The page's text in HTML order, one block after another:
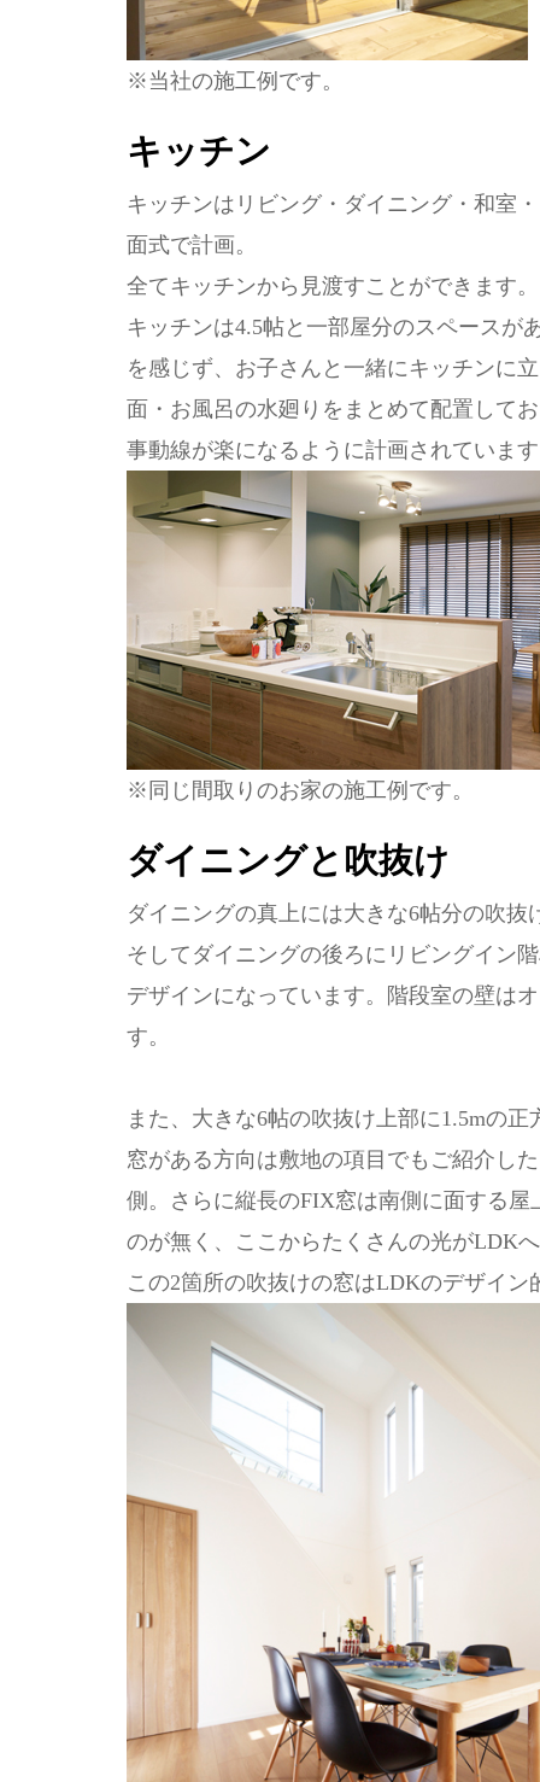
※当社の施工例です。
キッチン
キッチンはリビング・ダイニング・和室
面式で計画。
全てキッチンから見渡すことができます。
キッチンは4.5帖と一部屋分のスペースが
を感じず、お子さんと一緒にキッチンに
面・お風呂の水廻りをまとめて配置して
事動線が楽になるように計画されていま
※同じ間取りのお家の施工例です。
ダイニングと吹抜け
ダイニングの真上には大きな6帖分の吹抜
そしてダイニングの後ろにリビングイン
デザインになっています。階段室の壁は
す。
また、大きな6帖の吹抜け上部に1.5mの
窓がある方向は敷地の項目でもご紹介し
側。さらに縦長のFIX窓は南側に面する
のが無く、ここからたくさんの光がLDK
この2箇所の吹抜けの窓はLDKのデザイ